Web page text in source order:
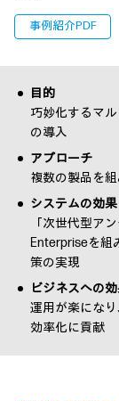
事例紹介PDF
目的
巧妙化するマ
の導入
アプローチ
複数の製品を
システムの効果
「次世代型ア
Enterpriseを組
策の実現
ビジネスへの
運用が楽にな
効率化に貢献